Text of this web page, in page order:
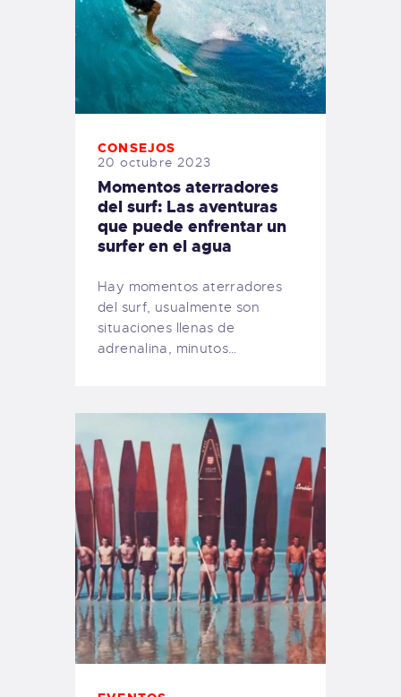
CONSEJOS
20 octubre 2023
Momentos aterradores
del surf: Las aventuras
que puede enfrentar un
surfer en el agua
Hay momentos aterradores
del surf, usualmente son
situaciones llenas de
adrenalina, minutos…